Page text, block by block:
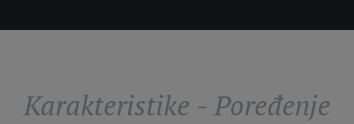
Karakteristike - Poređenje